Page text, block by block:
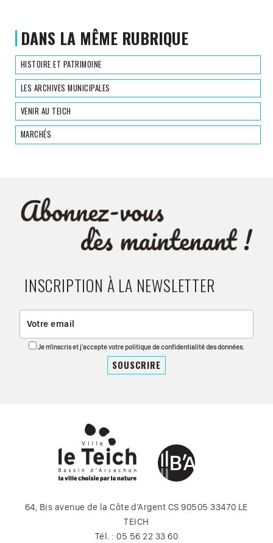
DANS LA MÊME RUBRIQUE
HISTOIRE ET PATRIMOINE
LES ARCHIVES MUNICIPALES
VENIR AU TEICH
MARCHÉS
INSCRIPTION À LA NEWSLETTER
Je m'inscris et j'accepte votre politique de confidentialité des données.
64, Bis avenue de la Côte d’Argent CS 90505 33470 LE
TEICH
Tél. : 05 56 22 33 60